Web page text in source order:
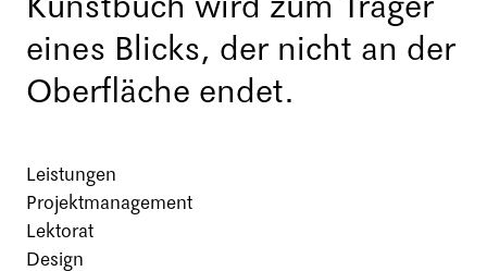
eines Blicks, der nicht an der
Oberfläche endet.
Leistungen
Projektmanagement
Lektorat
Design